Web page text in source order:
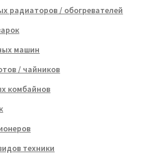
радиаторов / обогревателей
машин
/ чайников
комбайнов
техники